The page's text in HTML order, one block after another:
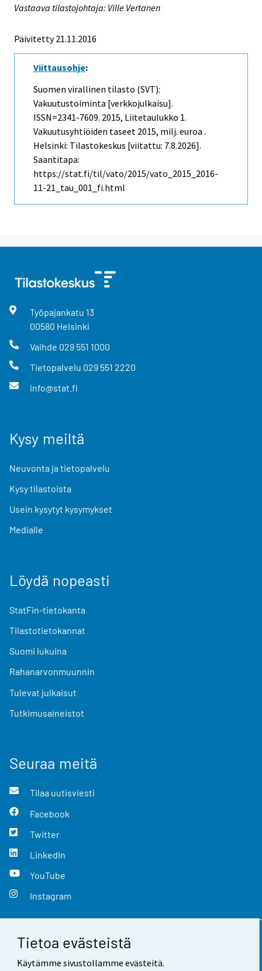
Tietoa evästeistä
Käytämme sivustollamme evästeitä.
Vastaava tilastojohtaja: Ville Vertanen
Päivitetty 21.11.2016
Viittausohje:
Suomen virallinen tilasto (SVT):
Vakuutustoiminta [verkkojulkaisu].
ISSN=2341-7609. 2015, Liitetaulukko 1.
Vakuutusyhtiöiden taseet 2015, milj. euroa .
Helsinki: Tilastokeskus [viitattu: 7.8.2026].
Saantitapa:
https://stat.fi/til/vato/2015/vato_2015_2016-
11-21_tau_001_fi.html
Työpajankatu 13
00580 Helsinki
Vaihde 029 551 1000
Tietopalvelu 029 551 2220
info@stat.fi
Kysy meiltä
Neuvonta ja tietopalvelu
Kysy tilastoista
Usein kysytyt kysymykset
Medialle
Löydä nopeasti
StatFin-tietokanta
Tilastotietokannat
Suomi lukuina
Rahanarvonmuunnin
Tulevat julkaisut
Tutkimusaineistot
Seuraa meitä
Tilaa uutisviesti
Facebook
Twitter
LinkedIn
YouTube
Instagram
Yhteystiedot